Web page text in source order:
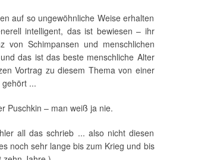
auf so ungewöhnliche Weise erhalten
intelligent, das ist bewiesen – ihr
von Schimpansen und menschlichen
das ist das beste menschliche Alter
Vortrag zu diesem Thema von einer
...
Puschkin – man weiß ja nie.
all das schrieb ... also nicht diesen
noch sehr lange bis zum Krieg und bis